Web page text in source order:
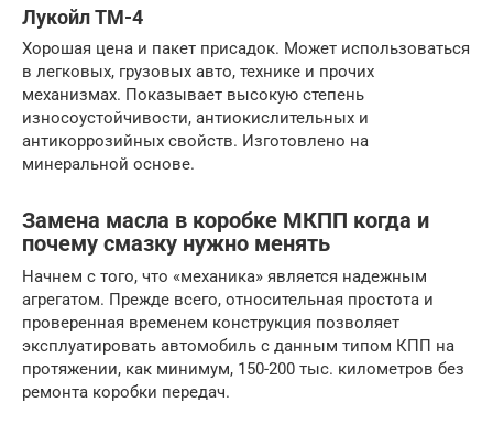
Лукойл ТМ-4
Хорошая цена и пакет присадок. Может использоваться
в легковых, грузовых авто, технике и прочих
механизмах. Показывает высокую степень
износоустойчивости, антиокислительных и
антикоррозийных свойств. Изготовлено на
минеральной основе.
Замена масла в коробке МКПП когда и
почему смазку нужно менять
Начнем с того, что «механика» является надежным
агрегатом. Прежде всего, относительная простота и
проверенная временем конструкция позволяет
эксплуатировать автомобиль с данным типом КПП на
протяжении, как минимум, 150-200 тыс. километров без
ремонта коробки передач.